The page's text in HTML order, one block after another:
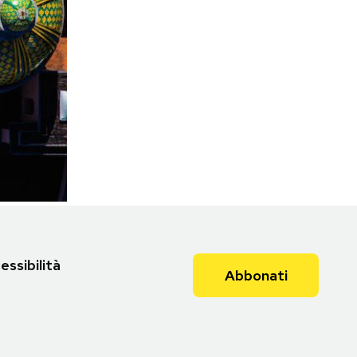
Abbonati